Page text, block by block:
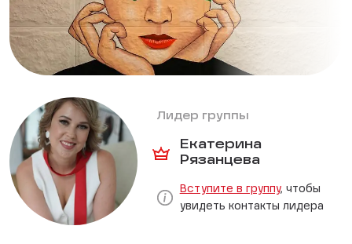
Лидер группы
Екатерина
Рязанцева
Вступите в группу, чтобы
увидеть контакты лидера